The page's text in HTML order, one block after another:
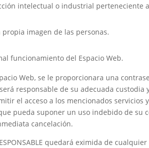
intelectual o industrial perteneciente
imagen de las personas.
funcionamiento del Espacio Web.
Web, se le proporcionara una
responsable de su adecuada
el acceso a los mencionados servicios
pueda suponer un uso indebido de su
cancelación.
quedará eximida de